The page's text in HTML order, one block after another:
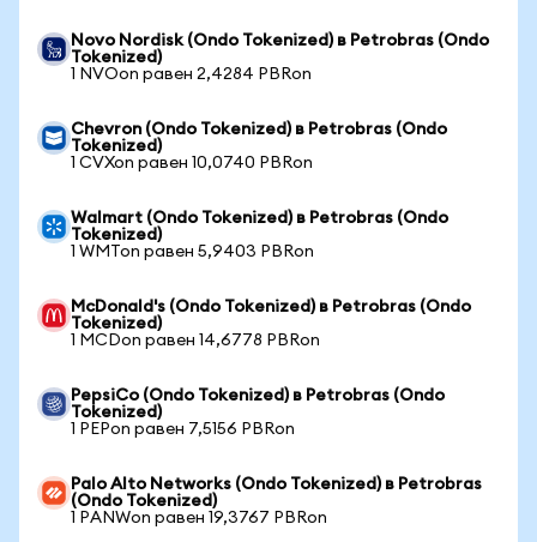
Novo Nordisk (Ondo Tokenized) в Petrobras (Ondo
Tokenized)
1 NVOon равен 2,4284 PBRon
Chevron (Ondo Tokenized) в Petrobras (Ondo
Tokenized)
1 CVXon равен 10,0740 PBRon
Walmart (Ondo Tokenized) в Petrobras (Ondo
Tokenized)
1 WMTon равен 5,9403 PBRon
McDonald's (Ondo Tokenized) в Petrobras (Ondo
Tokenized)
1 MCDon равен 14,6778 PBRon
PepsiCo (Ondo Tokenized) в Petrobras (Ondo
Tokenized)
1 PEPon равен 7,5156 PBRon
Palo Alto Networks (Ondo Tokenized) в Petrobras
(Ondo Tokenized)
1 PANWon равен 19,3767 PBRon